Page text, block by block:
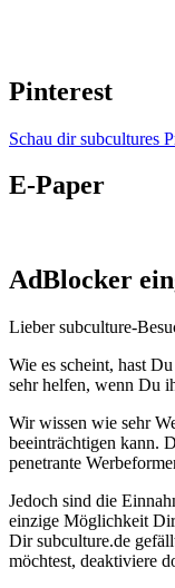
Pinterest
Schau dir subcultures
E-Paper
AdBlocker
Lieber subculture-
Wie es scheint, hast
sehr helfen, wenn Du
Wir wissen wie sehr
beeinträchtigen kann.
penetrante
Jedoch sind die
einzige Möglichkeit Dir
Dir subculture.de
möchtest, deaktiviere